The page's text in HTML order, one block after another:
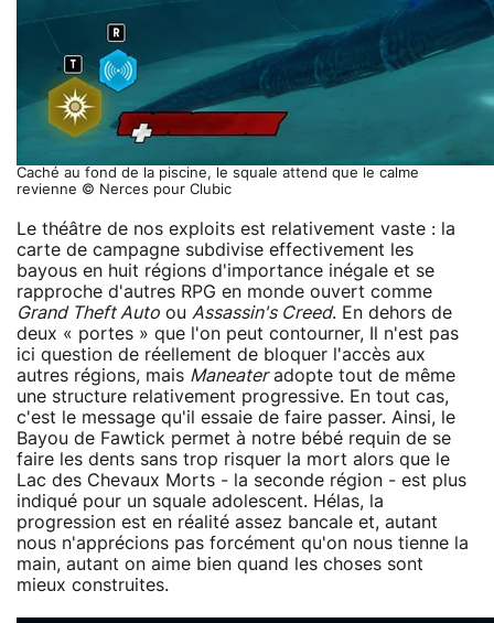
Caché au fond de la piscine, le squale attend que le calme
revienne © Nerces pour Clubic
Le théâtre de nos exploits est relativement vaste : la
carte de campagne subdivise effectivement les
bayous en huit régions d'importance inégale et se
rapproche d'autres RPG en monde ouvert comme
Grand Theft Auto ou Assassin's Creed. En dehors de
deux « portes » que l'on peut contourner, Il n'est pas
ici question de réellement de bloquer l'accès aux
autres régions, mais Maneateradopte tout de même
une structure relativement progressive. En tout cas,
c'est le message qu'il essaie de faire passer. Ainsi, le
Bayou de Fawtick permet à notre bébé requin de se
faire les dents sans trop risquer la mort alors que le
Lac des Chevaux Morts - la seconde région - est plus
indiqué pour un squale adolescent. Hélas, la
progression est en réalité assez bancale et, autant
nous n'apprécions pas forcément qu'on nous tienne la
main, autant on aime bien quand les choses sont
mieux construites.